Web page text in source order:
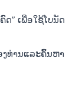
ດ” ເພື່ອໃຊ້ໂບນັດ
ທ່ານແລະຄົ້ນຫາ